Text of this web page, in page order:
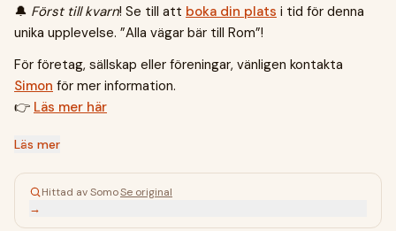
🔔 Först till kvarn! Se till att boka din plats i tid för denna
unika upplevelse. ”Alla vägar bär till Rom”!
För företag, sällskap eller föreningar, vänligen kontakta
Simon för mer information.
👉 Läs mer här
Läs mer
Hittad av SomoSe original
→